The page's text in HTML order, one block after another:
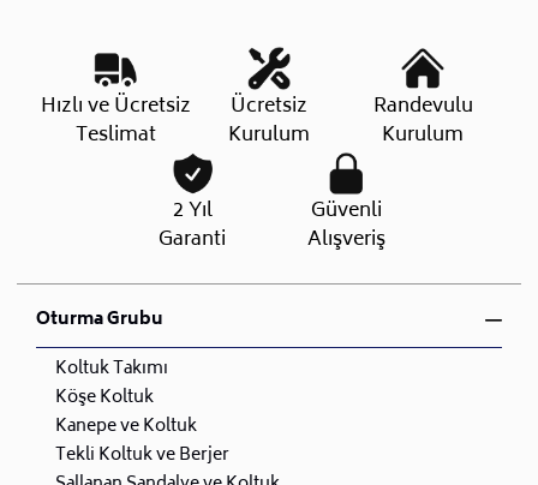
Hızlı ve Ücretsiz
Teslimat
Ücretsiz
Kurulum
Randevulu
Kurulum
2 Yıl
Garanti
Güvenli
Alışveriş
Oturma Grubu
Koltuk Takımı
Köşe Koltuk
Kanepe ve Koltuk
Tekli Koltuk ve Berjer